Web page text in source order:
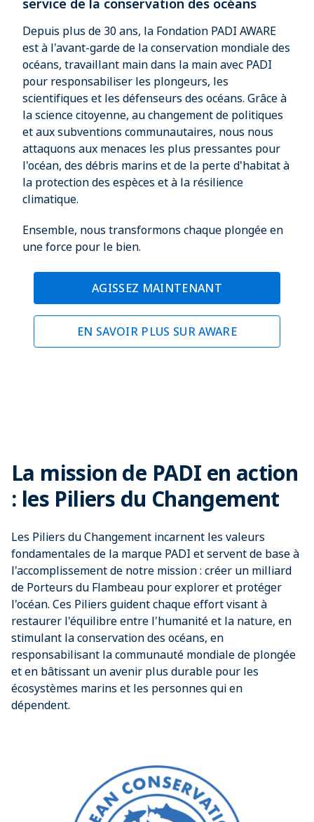
service de la conservation des océans
Depuis plus de 30 ans, la Fondation PADI AWARE
est à l'avant-garde de la conservation mondiale des
océans, travaillant main dans la main avec PADI
pour responsabiliser les plongeurs, les
scientifiques et les défenseurs des océans. Grâce à
la science citoyenne, au changement de politiques
et aux subventions communautaires, nous nous
attaquons aux menaces les plus pressantes pour
l'océan, des débris marins et de la perte d'habitat à
la protection des espèces et à la résilience
climatique.
Ensemble, nous transformons chaque plongée en
une force pour le bien.
AGISSEZ MAINTENANT
EN SAVOIR PLUS SUR AWARE
La mission de PADI en action
: les Piliers du Changement
Les Piliers du Changement incarnent les valeurs
fondamentales de la marque PADI et servent de base à
l'accomplissement de notre mission : créer un milliard
de Porteurs du Flambeau pour explorer et protéger
l'océan. Ces Piliers guident chaque effort visant à
restaurer l'équilibre entre l'humanité et la nature, en
stimulant la conservation des océans, en
responsabilisant la communauté mondiale de plongée
et en bâtissant un avenir plus durable pour les
écosystèmes marins et les personnes qui en
dépendent.